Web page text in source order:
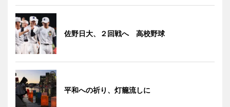
佐野日大、２回戦へ 高校野球
平和への祈り、灯籠流しに